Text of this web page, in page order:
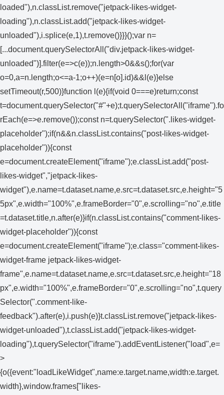
loaded"),n.classList.remove("jetpack-likes-widget-
loading"),n.classList.add("jetpack-likes-widget-
unloaded"),i.splice(e,1),t.remove()}}}();var n=
[...document.querySelectorAll("div.jetpack-likes-widget-
unloaded")].filter(e=>c(e));n.length>0&&s();for(var
o=0,a=n.length;o<=a-1;o++)(e=n[o].id)&&l(e)}else
setTimeout(r,500)}function l(e){if(void 0===e)return;const
t=document.querySelector("#"+e);t.querySelectorAll("iframe").fo
rEach(e=>e.remove());const n=t.querySelector(".likes-widget-
placeholder");if(n&&n.classList.contains("post-likes-widget-
placeholder")){const
e=document.createElement("iframe");e.classList.add("post-
likes-widget","jetpack-likes-
widget"),e.name=t.dataset.name,e.src=t.dataset.src,e.height="5
5px",e.width="100%",e.frameBorder="0",e.scrolling="no",e.title
=t.dataset.title,n.after(e)}if(n.classList.contains("comment-likes-
widget-placeholder")){const
e=document.createElement("iframe");e.class="comment-likes-
widget-frame jetpack-likes-widget-
frame",e.name=t.dataset.name,e.src=t.dataset.src,e.height="18
px",e.width="100%",e.frameBorder="0",e.scrolling="no",t.query
Selector(".comment-like-
feedback").after(e),i.push(e)}t.classList.remove("jetpack-likes-
widget-unloaded"),t.classList.add("jetpack-likes-widget-
loading"),t.querySelector("iframe").addEventListener("load",e=
>
{o({event:"loadLikeWidget",name:e.target.name,width:e.target.
width},window.frames["likes-